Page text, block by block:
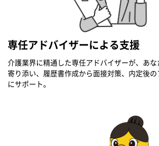
専任アドバイザーによる支援
介護業界に精通した専任アドバイザーが、あな
寄り添い、履歴書作成から面接対策、内定後
にサポート。